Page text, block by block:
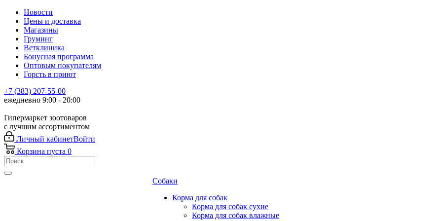
Новости
Цены и доставка
Магазины
Груминг
Ветклиника
Бонусная программа
Оптовым покупателям
Горсть в приют
+7 (383) 207-55-00
ежедневно 9:00 - 20:00
Гипермаркет зоотоваров
с лучшим ассортиментом
Личный кабинетВойти
Корзина пуста 0
Собаки
Корма для собак
Корма для собак сухие
Корма для собак влажные